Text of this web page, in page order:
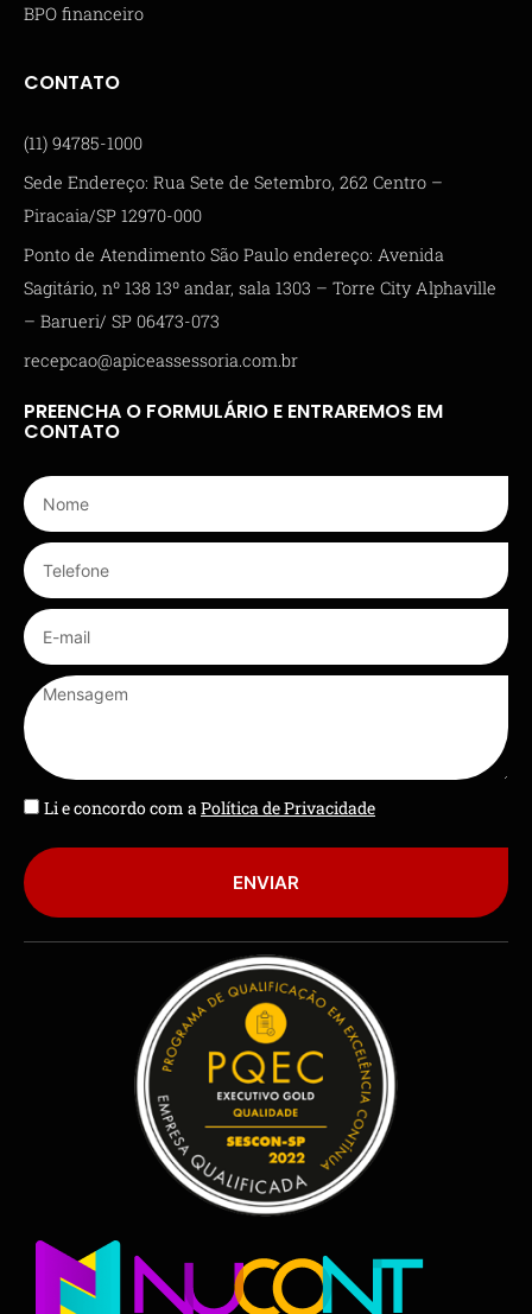
BPO financeiro
CONTATO
(11) 94785-1000
Sede Endereço: Rua Sete de Setembro, 262 Centro –
Piracaia/SP 12970-000
Ponto de Atendimento São Paulo endereço: Avenida
Sagitário, nº 138 13º andar, sala 1303 – Torre City Alphaville
– Barueri/ SP 06473-073
recepcao@apiceassessoria.com.br
PREENCHA O FORMULÁRIO E ENTRAREMOS EM
CONTATO
Li e concordo com aPolítica de Privacidade
ENVIAR